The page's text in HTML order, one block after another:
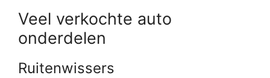
Veel verkochte auto
onderdelen
Ruitenwissers